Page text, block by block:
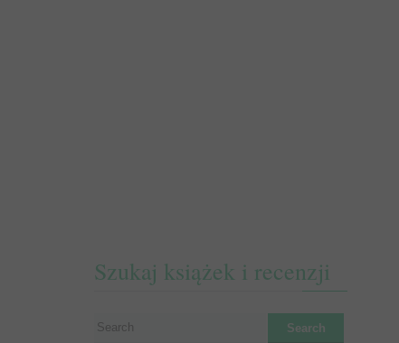
Szukaj książek i recenzji